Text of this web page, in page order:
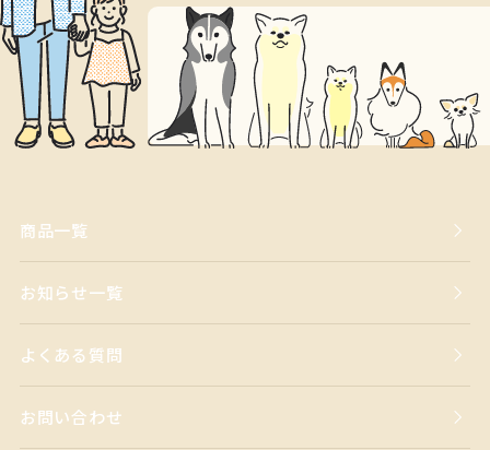
商品一覧
お知らせ一覧
よくある質問
お問い合わせ